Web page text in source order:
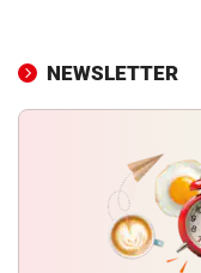
NEWSLETTER